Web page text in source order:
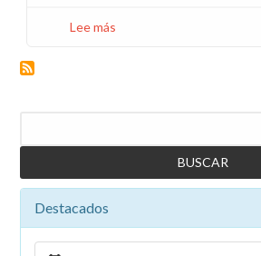
Lee más
Mamás
Papás
Endesa
Destacados